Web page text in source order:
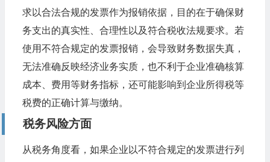
求以合法合规的发票作为报销依据，目的在于确保财
务支出的真实性、合理性以及符合税收法规要求。若
使用不符合规定的发票报销，会导致财务数据失真，
无法准确反映经济业务实质，也不利于企业准确核算
成本、费用等财务指标，还可能影响到企业所得税等
税费的正确计算与缴纳。
税务风险方面
从税务角度看，如果企业以不符合规定的发票进行列